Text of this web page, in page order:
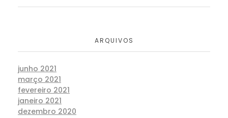
ARQUIVOS
junho 2021
março 2021
fevereiro 2021
janeiro 2021
dezembro 2020